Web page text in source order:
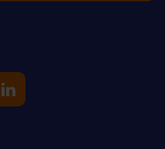
op Instagram
Sporten op Youtube
Uniek Sporten op